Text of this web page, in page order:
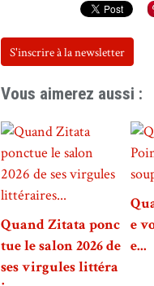
S'inscrire à la newsletter
Vous aimerez aussi :
Quand Zitata ponc
tue le salon 2026 de
ses virgules littéra
e
e...